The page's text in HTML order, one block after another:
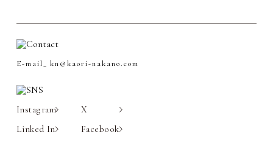
E-mail_kn@kaori-nakano.com
Instagram
X
Linked In
Facebook